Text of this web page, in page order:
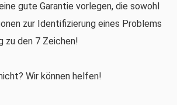
gute Garantie vorlegen, die sowohl
zur Identifizierung eines Problems
zu den 7 Zeichen!
Wir können helfen!